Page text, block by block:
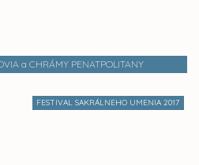
a CHRÁMY PENATPOLITANY
FESTIVAL SAKRÁLNEHO UMENIA 2017